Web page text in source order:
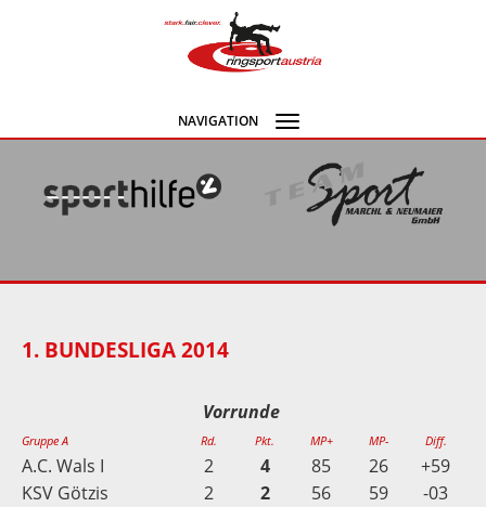
NAVIGATION
Navigation
1. BUNDESLIGA 2014
Vorrunde
Gruppe A Rd. Pkt. MP+ MP- Diff.
A.C. Wals I 2 4 85 26
+59
KSV Götzis
2 2 56 59
-03